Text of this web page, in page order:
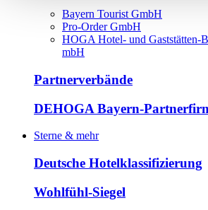
Bayern Tourist GmbH
Pro-Order GmbH
HOGA Hotel- und Gaststätten-
mbH
Partnerverbände
DEHOGA Bayern-
Sterne & mehr
Deutsche Hotelklassifizierung
Wohlfühl-Siegel